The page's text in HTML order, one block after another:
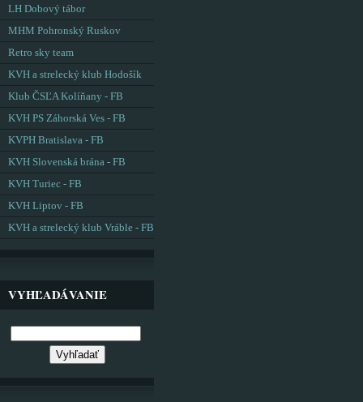
LH Dobový tábor
MHM Pohronský Ruskov
Retro sky team
KVH a strelecký klub Hodošík
Klub ČSĽA Kolíňany - FB
KVH PS Záhorská Ves - FB
KVPH Bratislava - FB
KVH Slovenská brána - FB
KVH Turiec - FB
KVH Liptov - FB
KVH a strelecký klub Vráble - FB
VYHĽADÁVANIE